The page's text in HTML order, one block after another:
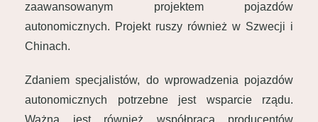
zaawansowanym projektem pojazdów
autonomicznych. Projekt ruszy również w Szwecji i
Chinach.
Zdaniem specjalistów, do wprowadzenia pojazdów
autonomicznych potrzebne jest wsparcie rządu.
Ważna jest również współpraca producentów